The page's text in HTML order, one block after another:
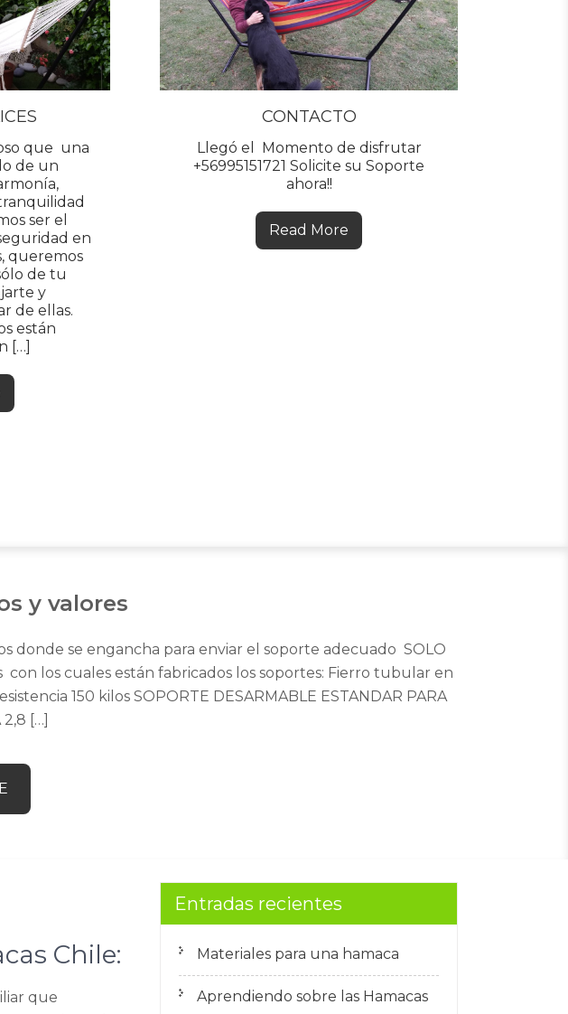
que una
de un
ser el
en
queremos
de tu
y
de ellas.
están
[…]
CONTACTO
Llegó el Momento de disfrutar
+56995151721 Solicite su Soporte
ahora!!
Read More
y valores
donde se engancha para enviar el soporte adecuado SOLO
con los cuales están fabricados los soportes: Fierro tubular en
150 kilos SOPORTE DESARMABLE ESTANDAR PARA
2,8 […]
Chile:
que
Entradas recientes
Materiales para una hamaca
Aprendiendo sobre las Hamacas